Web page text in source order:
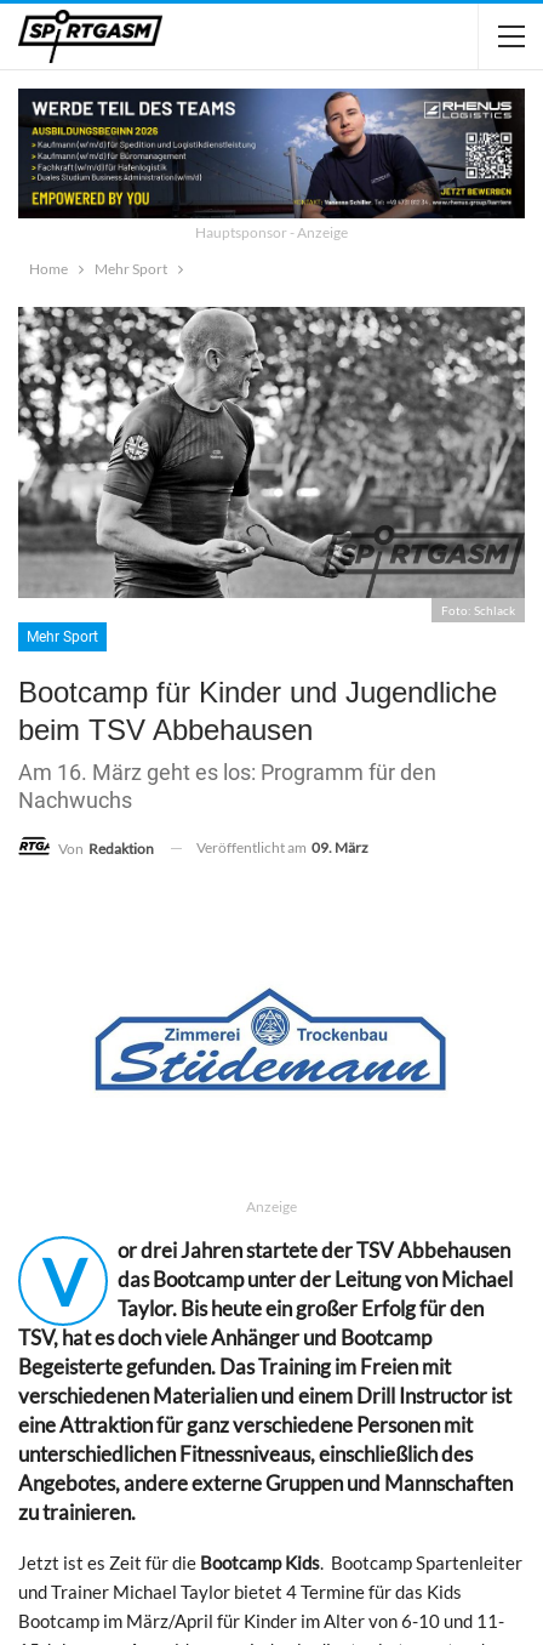
Hauptsponsor - Anzeige
Home
Mehr Sport
Foto: Schlack
Mehr Sport
Bootcamp für Kinder und Jugendliche
beim TSV Abbehausen
Am 16. März geht es los: Programm für den
Nachwuchs
Von Redaktion Veröffentlicht am 09. März
Anzeige
V
or drei Jahren startete der TSV Abbehausen
das Bootcamp unter der Leitung von Michael
Taylor. Bis heute ein großer Erfolg für den
TSV, hat es doch viele Anhänger und Bootcamp
Begeisterte gefunden. Das Training im Freien mit
verschiedenen Materialien und einem Drill Instructor ist
eine Attraktion für ganz verschiedene Personen mit
unterschiedlichen Fitnessniveaus, einschließlich des
Angebotes, andere externe Gruppen und Mannschaften
zu trainieren.
Jetzt ist es Zeit für die Bootcamp Kids. Bootcamp Spartenleiter
und Trainer Michael Taylor bietet 4 Termine für das Kids
Bootcamp im März/April für Kinder im Alter von 6-10 und 11-